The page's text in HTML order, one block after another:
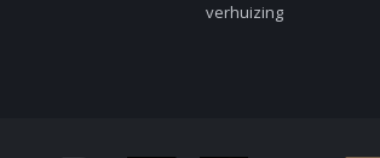
verhuizing